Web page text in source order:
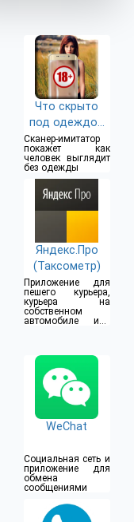
Что скрыто
под одеждой
(18+)
Сканер-имитатор
покажет как
человек выглядит
без одежды
Яндекс.Про
(Таксометр)
Приложение для
пешего курьера,
курьера на
собственном
автомобиле или
WeChat
Социальная сеть и
приложение для
обмена
сообщениями